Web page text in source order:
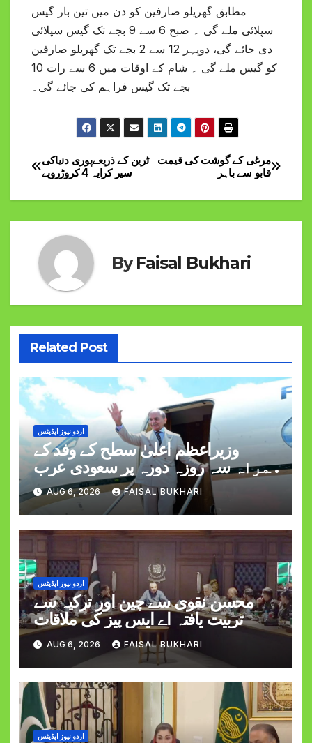
مطابق گھریلو صارفین کو دن میں تین بار گیس
سپلائی ملے گی ۔ صبح 6 سے 9 بجے تک گیس سپلائی
دی جائے گی، دوپہر 12 سے 2 بجے تک گھریلو صارفین
کو گیس ملے گی ۔ شام کے اوقات میں 6 سے رات 10
بجے تک گیس فراہم کی جائے گی۔
Post
navigation
مرغی کے گوشت کی قیمت
قابو سے باہر
ٹرین کے ذریعےپوری دنیاکی
سیر کرایہ 4 کروڑروپے
ByFaisal Bukhari
Related Post
اردو نیوز اپڈیٹس
وزیراعظم اعلیٰ سطح کے وفد کے
ہمراہ سہ روزہ دورہ پر سعودی عرب
روانہ
AUG 6, 2026 FAISAL BUKHARI
اردو نیوز اپڈیٹس
محسن نقوی سے چین اور ترکیہ سے
تربیت یافتہ اے ایس پیز کی ملاقات
AUG 6, 2026 FAISAL BUKHARI
اردو نیوز اپڈیٹس